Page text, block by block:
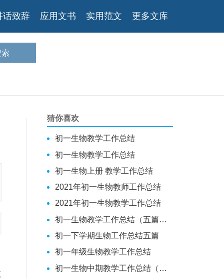
话致辞 应用文书 实用范文 更多文库
猜你喜欢
初一生物教学工作总结
初一生物教学工作总结
初一生物上册 教学工作总结
2021年初一生物教师工作总结
2021年初一生物教学工作总结
初一生物教学工作总结（五篇范文）
初一下学期生物工作总结五篇
初一年级生物教学工作总结
初一生物中期教学工作总结（推荐）